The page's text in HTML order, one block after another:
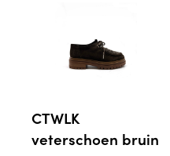
CTWLK
veterschoen bruin